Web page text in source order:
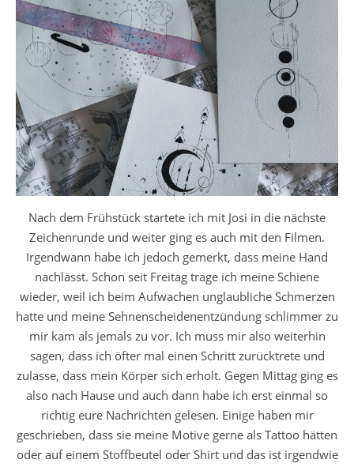
Nach dem Frühstück startete ich mit Josi in die nächste
Zeichenrunde und weiter ging es auch mit den Filmen.
Irgendwann habe ich jedoch gemerkt, dass meine Hand
nachlässt. Schon seit Freitag trage ich meine Schiene
wieder, weil ich beim Aufwachen unglaubliche Schmerzen
hatte und meine Sehnenscheidenentzündung schlimmer zu
mir kam als jemals zu vor. Ich muss mir also weiterhin
sagen, dass ich öfter mal einen Schritt zurücktrete und
zulasse, dass mein Körper sich erholt. Gegen Mittag ging es
also nach Hause und auch dann habe ich erst einmal so
richtig eure Nachrichten gelesen. Einige haben mir
geschrieben, dass sie meine Motive gerne als Tattoo hätten
oder auf einem Stoffbeutel oder Shirt und das ist irgendwie